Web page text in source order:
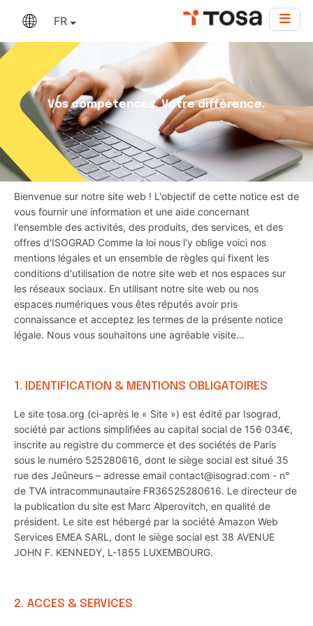
FR
Vos compétences. Votre différence.
Bienvenue sur notre site web ! L'objectif de cette notice est de
vous fournir une information et une aide concernant
l'ensemble des activités, des produits, des services, et des
offres d'ISOGRAD Comme la loi nous l'y oblige voici nos
mentions légales et un ensemble de règles qui fixent les
conditions d'utilisation de notre site web et nos espaces sur
les réseaux sociaux. En utilisant notre site web ou nos
espaces numériques vous êtes réputés avoir pris
connaissance et acceptez les termes de la présente notice
légale. Nous vous souhaitons une agréable visite…
1. IDENTIFICATION & MENTIONS OBLIGATOIRES
Le site tosa.org (ci-après le « Site ») est édité par Isograd,
société par actions simplifiées au capital social de 156 034€,
inscrite au registre du commerce et des sociétés de Paris
sous le numéro 525280616, dont le siège social est situé 35
rue des Jeûneurs – adresse email contact@isograd.com - n°
de TVA intracommunautaire FR36525280616. Le directeur de
la publication du site est Marc Alperovitch, en qualité de
président. Le site est hébergé par la société Amazon Web
Services EMEA SARL, dont le siège social est 38 AVENUE
JOHN F. KENNEDY, L-1855 LUXEMBOURG.
2. ACCES & SERVICES